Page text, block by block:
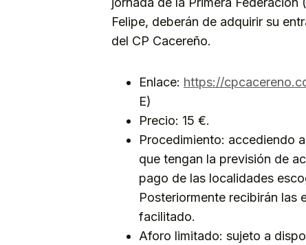
Felipe, deberán de adquirir su
del CP Cacereño.
Enlace: https://
E)
Precio: 15 €.
Procedimiento: accediendo
que tengan la previsión de
pago de las localidades
Posteriormente recibirán las
facilitado.
Aforo limitado: sujeto a